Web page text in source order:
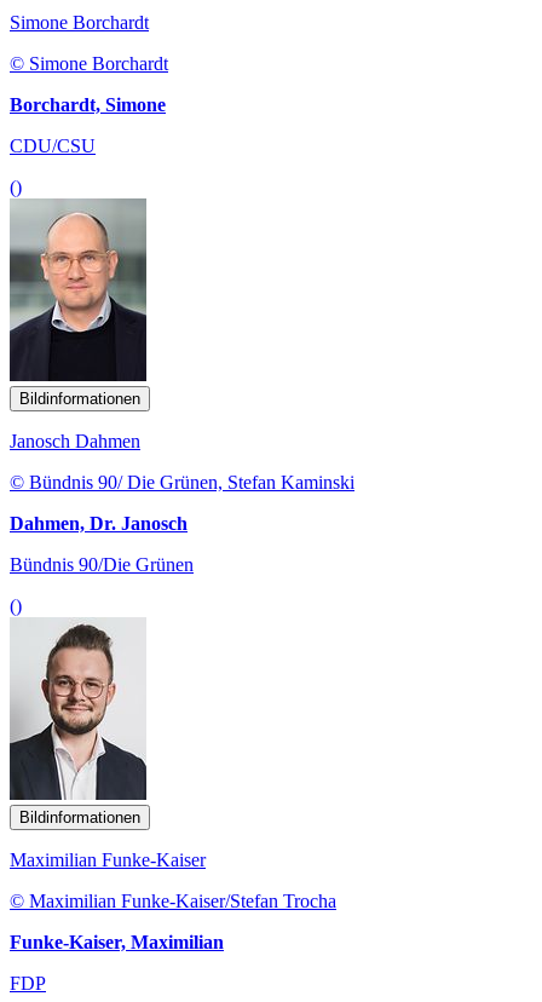
Simone Borchardt
© Simone Borchardt
Borchardt, Simone
CDU/CSU
()
Bildinformationen
Janosch Dahmen
© Bündnis 90/ Die Grünen, Stefan Kaminski
Dahmen, Dr. Janosch
Bündnis 90/Die Grünen
()
Bildinformationen
Maximilian Funke-Kaiser
© Maximilian Funke-Kaiser/Stefan Trocha
Funke-Kaiser, Maximilian
FDP